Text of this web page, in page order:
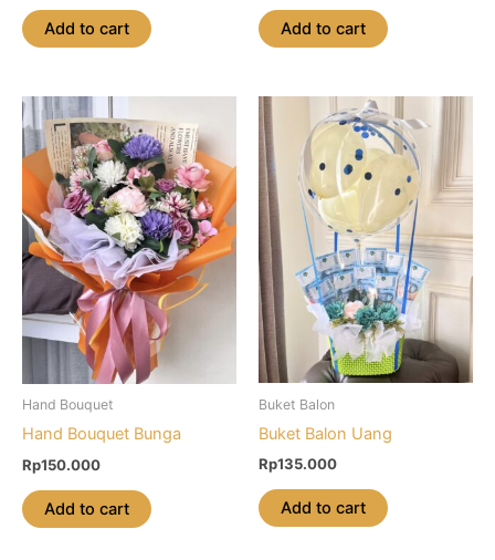
Add to cart Add to cart
Hand Bouquet
Hand Bouquet Bunga
Rp150.000
Add to cart
Buket Balon
Buket Balon Uang
Rp135.000
Add to cart